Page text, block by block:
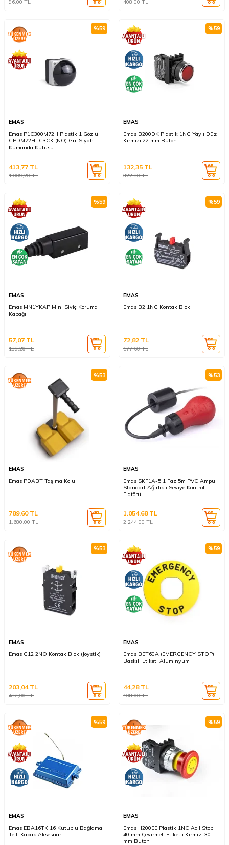
96,00TL 408,00TL
%59
EMAS
Emas P1C300M72H Plastik 1 Gözlü
CPDM72H+C3CK (NO) Gri-Siyah
Kumanda Kutusu
1.009,20TL
413,77 TL
%59
EMAS
Emas B200DK Plastik 1NC Yaylı Düz
Kırmızı 22 mm Buton
322,80TL
132,35 TL
%59
EMAS
Emas MN1YKAP Mini Siviç Koruma
Kapağı
139,20TL
57,07 TL
%59
EMAS
Emas B2 1NC Kontak Blok
177,60TL
72,82 TL
%53
EMAS
Emas PDABT Taşıma Kolu
1.680,00TL
789,60TL
%53
EMAS
Emas SKF1A-5 1 Faz 5m PVC Ampul
Standart Ağırlıklı Seviye Kontrol
Flatörü
2.244,00TL
1.054,68TL
%53
EMAS
Emas C12 2NO Kontak Blok (Joystik)
432,00TL
203,04TL
%59
EMAS
Emas BET60A (EMERGENCY STOP)
Baskılı Etiket, Alüminyum
108,00TL
44,28TL
%59
EMAS
Emas EBA16TK 16 Kutuplu Bağlama
Telli Kapak Aksesuarı
%59
EMAS
Emas H200EE Plastik 1NC Acil Stop
40 mm Çevirmeli Etiketli Kırmızı 30
mm Buton